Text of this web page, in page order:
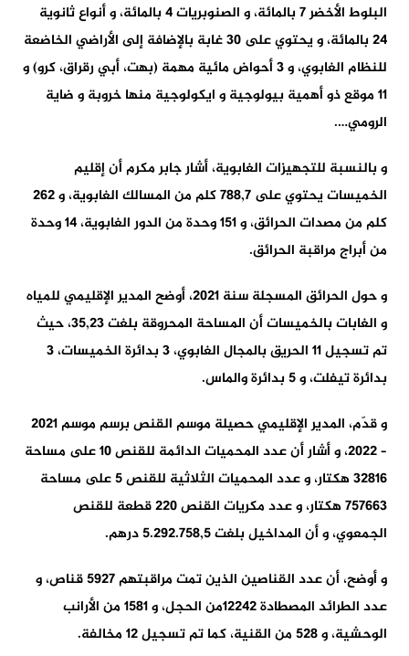
البلوط الأخضر 7 بالمائة، و الصنوبريات 4 بالمائة، و أنواع ثانوية
24 بالمائة، و يحتوي على 30 غابة بالإضافة إلى الأراضي الخاضعة
للنظام الغابوي، و 3 أحواض مائية مهمة (بهت، أبي رقراق، كرو) و
11 موقع ذو أهمية بيولوجية و ايكولوجية منها خروبة و ضاية
الرومي….
و بالنسبة للتجهيزات الغابوية، أشار جابر مكرم أن إقليم
الخميسات يحتوي على 788,7 كلم من المسالك الغابوية، و 262
كلم من مصدات الحرائق، و 151 وحدة من الدور الغابوية، 14 وحدة
من أبراج مراقبة الحرائق.
و حول الحرائق المسجلة سنة 2021، أوضح المدير الإقليمي للمياه
و الغابات بالخميسات أن المساحة المحروقة بلغت 35,23، حيث
تم تسجيل 11 الحريق بالمجال الغابوي، 3 بدائرة الخميسات، 3
بدائرة تيفلت، و 5 بدائرة والماس.
و قدّم، المدير الإقليمي حصيلة موسم القنص برسم موسم 2021
– 2022، و أشار أن عدد المحميات الدائمة للقنص 10 على مساحة
32816 هكتار، و عدد المحميات الثلاثية للقنص 5 على مساحة
757663 هكتار، و عدد مكريات القنص 220 قطعة للقنص
الجمعوي، و أن المداخيل بلغت 5.292.758,5 درهم.
و أوضح، أن عدد القناصين الذين تمت مراقبتهم 5927 قناص، و
عدد الطرائد المصطادة 12242من الحجل، و 1581 من الأرانب
الوحشية، و 528 من القنية، كما تم تسجيل 12 مخالفة.